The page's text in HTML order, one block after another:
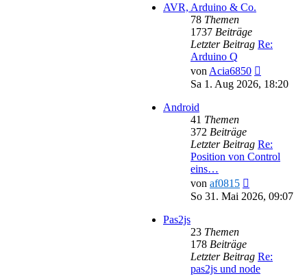
AVR, Arduino & Co.
78 Themen
1737 Beiträge
Letzter Beitrag Re:
Arduino Q
vonAcia6850
Beitrag
Sa 1. Aug 2026, 18:20
Android
41 Themen
372 Beiträge
Letzter Beitrag Re:
Position von Control
eins…
von af0815
Beitrag
So 31. Mai 2026, 09:07
Pas2js
23 Themen
178 Beiträge
Letzter Beitrag Re:
pas2js und node